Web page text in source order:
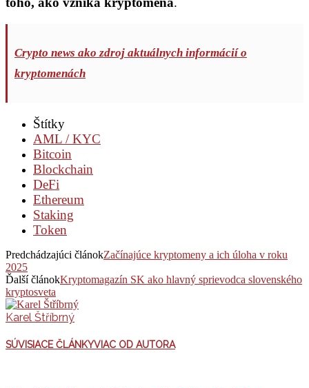
Crypto news ako zdroj aktuálnych informácií o
kryptomenách
Štítky
AML / KYC
Bitcoin
Blockchain
DeFi
Ethereum
Staking
Token
Predchádzajúci článokZačínajúce kryptomeny a ich úloha v roku
2025
Ďalší článokKryptomagazín SK ako hlavný sprievodca slovenského
kryptosveta
Karel Štříbrný
SÚVISIACE ČLÁNKYVIAC OD AUTORA